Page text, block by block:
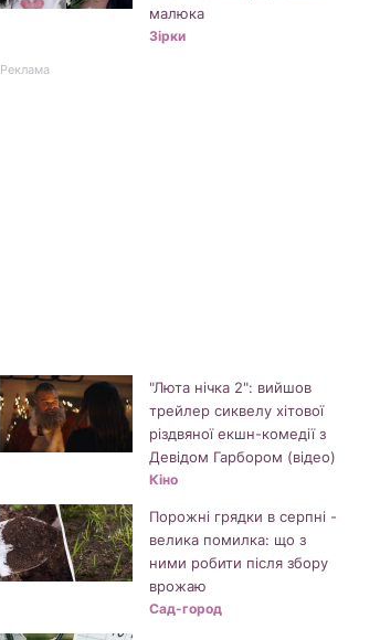
малюка
Зірки
Реклама
"Люта нічка 2": вийшов
трейлер сиквелу хітової
різдвяної екшн-комедії з
Девідом Гарбором (відео)
Кіно
Порожні грядки в серпні -
велика помилка: що з
ними робити після збору
врожаю
Сад-город